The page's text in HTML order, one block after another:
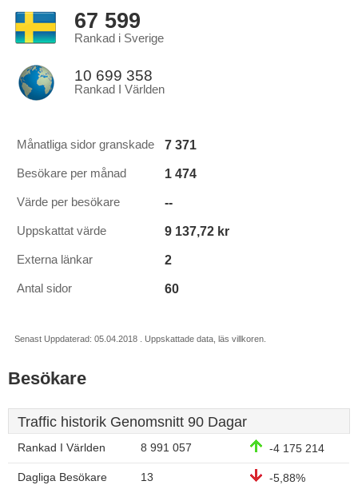
67 599
Rankad i Sverige
10 699 358
Rankad I Världen
Månatliga sidor granskade 7 371
Besökare per månad 1 474
Värde per besökare --
Uppskattat värde 9 137,72 kr
Externa länkar 2
Antal sidor 60
Senast Uppdaterad: 05.04.2018 . Uppskattade data, läs villkoren.
Besökare
Traffic historik Genomsnitt 90 Dagar
Rankad I Världen 8 991 057 -4 175 214
Dagliga Besökare 13 -5,88%